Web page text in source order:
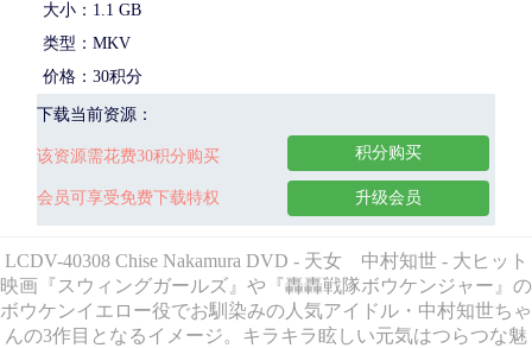
大小：1.1 GB
类型：MKV
价格：30积分
下载当前资源：
该资源需花费30积分购买
会员可享受免费下载特权
积分购买
升级会员
LCDV-40308 Chise Nakamura DVD - 天女 中村知世 - 大ヒット
映画『スウィングガールズ』や『轟轟戦隊ボウケンジャー』の
ボウケンイエロー役でお馴染みの人気アイドル・中村知世ちゃ
んの3作目となるイメージ。キラキラ眩しい元気はつらつな魅